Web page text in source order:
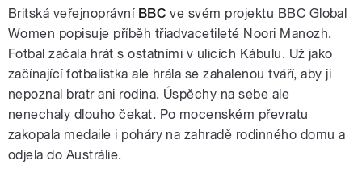
Britská veřejnoprávní BBC ve svém projektu BBC Global
Women popisuje příběh třiadvacetileté Noori Manozh.
Fotbal začala hrát s ostatními v ulicích Kábulu. Už jako
začínající fotbalistka ale hrála se zahalenou tváří, aby ji
nepoznal bratr ani rodina. Úspěchy na sebe ale
nenechaly dlouho čekat. Po mocenském převratu
zakopala medaile i poháry na zahradě rodinného domu a
odjela do Austrálie.